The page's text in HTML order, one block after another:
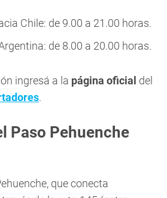
Chile: de 9.00 a 21.00 horas.
de 8.00 a 20.00 horas.
ingresá a la página oficial del
.
Paso Pehuenche
que conecta